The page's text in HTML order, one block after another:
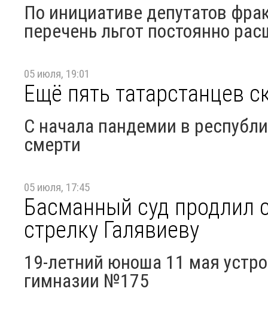
По инициативе депутатов
перечень льгот постоянно
05 июля, 19:01
Ещё пять татарстанцев
С начала пандемии в
смерти
05 июля, 17:45
Басманный суд продлил
стрелку Галявиеву
19-летний юноша 11 мая
гимназии №175